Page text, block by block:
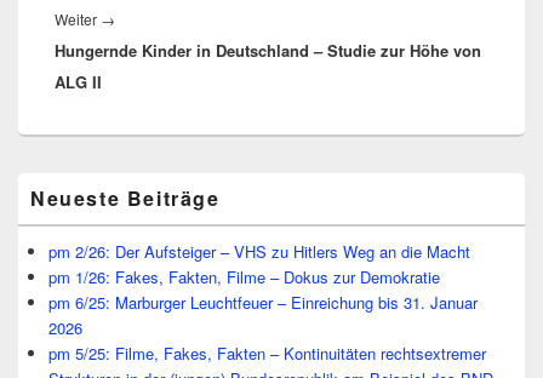
Weiter →
Beitrag:
Hungernde Kinder in Deutschland – Studie zur Höhe von
ALG II
Seitenleisten
Widget-
Bereich
Neueste Beiträge
pm 2/26: Der Aufsteiger – VHS zu Hitlers Weg an die Macht
pm 1/26: Fakes, Fakten, Filme – Dokus zur Demokratie
pm 6/25: Marburger Leuchtfeuer – Einreichung bis 31. Januar
2026
pm 5/25: Filme, Fakes, Fakten – Kontinuitäten rechtsextremer